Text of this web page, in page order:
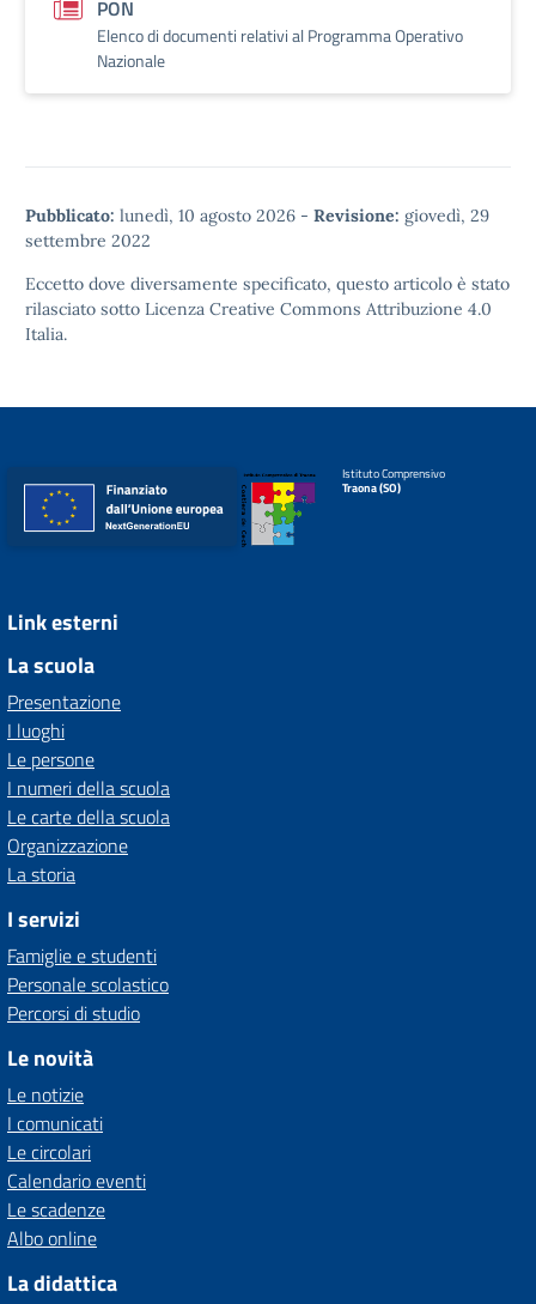
PON
Elenco di documenti relativi al Programma Operativo
Nazionale
Pubblicato: lunedì, 10 agosto 2026 - Revisione: giovedì, 29
settembre 2022
Eccetto dove diversamente specificato, questo articolo è stato
rilasciato sotto Licenza Creative Commons Attribuzione 4.0
Italia.
Istituto Comprensivo
Traona (SO)
Link esterni
La scuola
Presentazione
I luoghi
Le persone
I numeri della scuola
Le carte della scuola
Organizzazione
La storia
I servizi
Famiglie e studenti
Personale scolastico
Percorsi di studio
Le novità
Le notizie
I comunicati
Le circolari
Calendario eventi
Le scadenze
Albo online
La didattica